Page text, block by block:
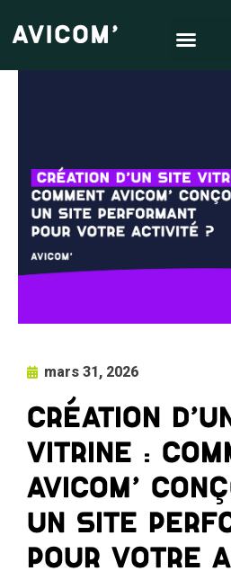
mars 31, 2026
Création
vitrine :
AVICOM’
un site
pour votre